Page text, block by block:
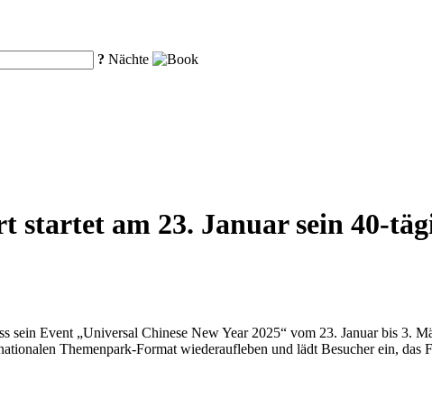
? Nächte
startet am 23. Januar sein 40-
sein Event „Universal Chinese New Year 2025“ vom 23. Januar bis 3.
Themenpark-Format wiederaufleben und lädt Besucher ein,